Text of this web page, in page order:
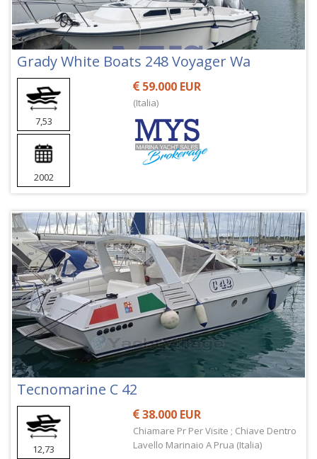
Grady White Boats 248 Voyager Wa
7,53
2002
59.000 EUR
(Italia)
Tecnomarine C 42
12,73
38.000 EUR
Chiamare Pr Per Visite ; Chiave Dentro
Lavello Marinaio A Prua (Italia)